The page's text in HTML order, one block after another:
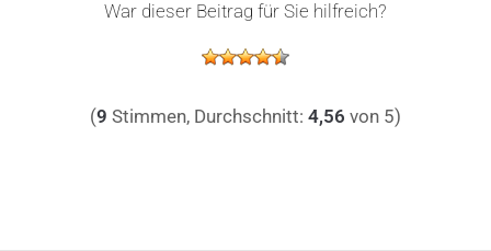
War dieser Beitrag für Sie hilfreich?
(9 Stimmen, Durchschnitt: 4,56 von 5)